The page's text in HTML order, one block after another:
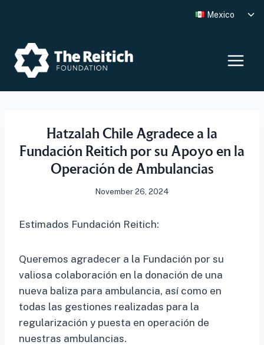
Mexico
Hatzalah Chile Agradece a la
Fundación Reitich por su Apoyo en la
Operación de Ambulancias
November 26, 2024
Estimados Fundación Reitich:
Queremos agradecer a la Fundación por su
valiosa colaboración en la donación de una
nueva baliza para ambulancia, así como en
todas las gestiones realizadas para la
regularización y puesta en operación de
nuestras ambulancias.